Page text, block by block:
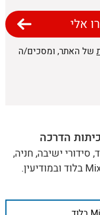
של האתר, ומסכים/ה
הדרכה
סידורי ישיבה, חניה,